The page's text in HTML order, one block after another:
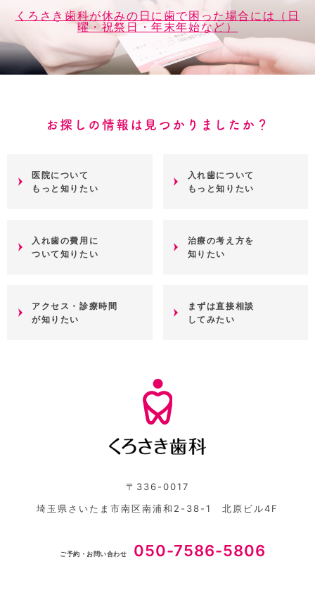
くろさき歯科が休みの日に歯で困った場合には（日
曜・祝祭日・年末年始など）
お探しの情報は見つかりましたか？
医院について
もっと知りたい
入れ歯について
もっと知りたい
入れ歯の費用に
ついて知りたい
治療の考え方を
知りたい
アクセス・診療時間
が知りたい
まずは直接相談
してみたい
〒336-0017
埼玉県さいたま市南区南浦和2-38-1 北原ビル4F
ご予約・お問い合わせ 050-7586-5806